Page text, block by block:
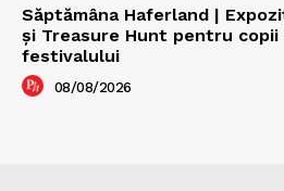
Săptămâna Haferland |
şi Treasure Hunt pentru copii
festivalului
08/08/2026